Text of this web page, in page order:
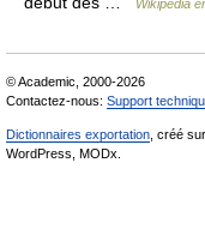
Wikipédia
© Academic, 2000-2026
Contactez-nous: Support
Dictionnaires exportation , créé
WordPress, MODx.